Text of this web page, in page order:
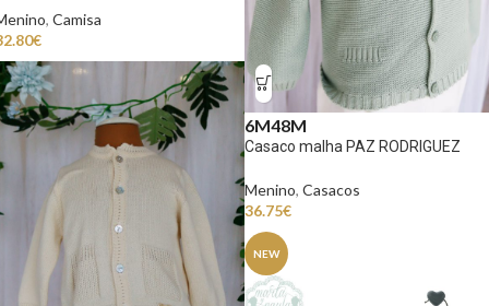
, Camisa
€
6M48M
Casaco malha PAZ RODRIGUEZ
Menino, Casacos
36.75€
NEW